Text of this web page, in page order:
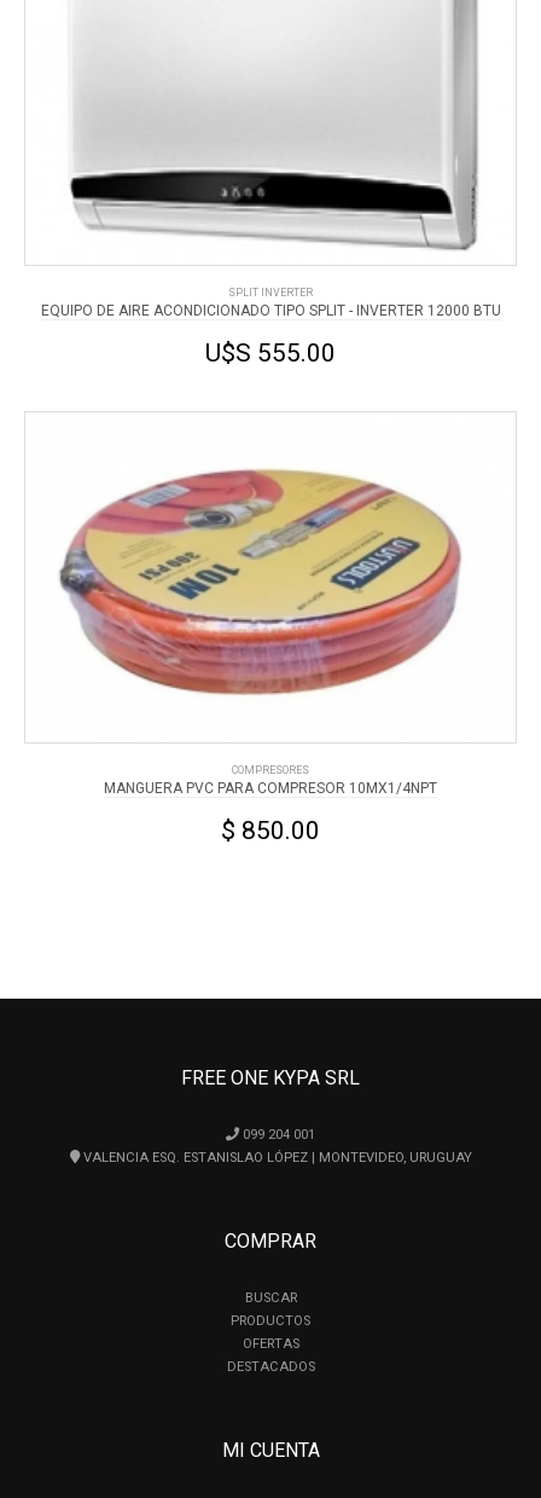
SPLIT INVERTER
EQUIPO DE AIRE ACONDICIONADO TIPO SPLIT - INVERTER 12000 BTU
U$S 555.00
COMPRESORES
MANGUERA PVC PARA COMPRESOR 10MX1/4NPT
$ 850.00
FREE ONE KYPA SRL
099 204 001
VALENCIA ESQ. ESTANISLAO LÓPEZ | MONTEVIDEO, URUGUAY
COMPRAR
BUSCAR
PRODUCTOS
OFERTAS
DESTACADOS
MI CUENTA